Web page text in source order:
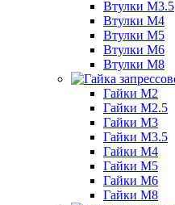
Втулки М3.5
Втулки М4
Втулки М5
Втулки М6
Втулки М8
Гайки М2
Гайки М2.5
Гайки М3
Гайки М3.5
Гайки М4
Гайки М5
Гайки М6
Гайки М8